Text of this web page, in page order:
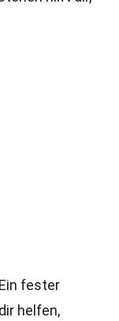
fester
helfen,